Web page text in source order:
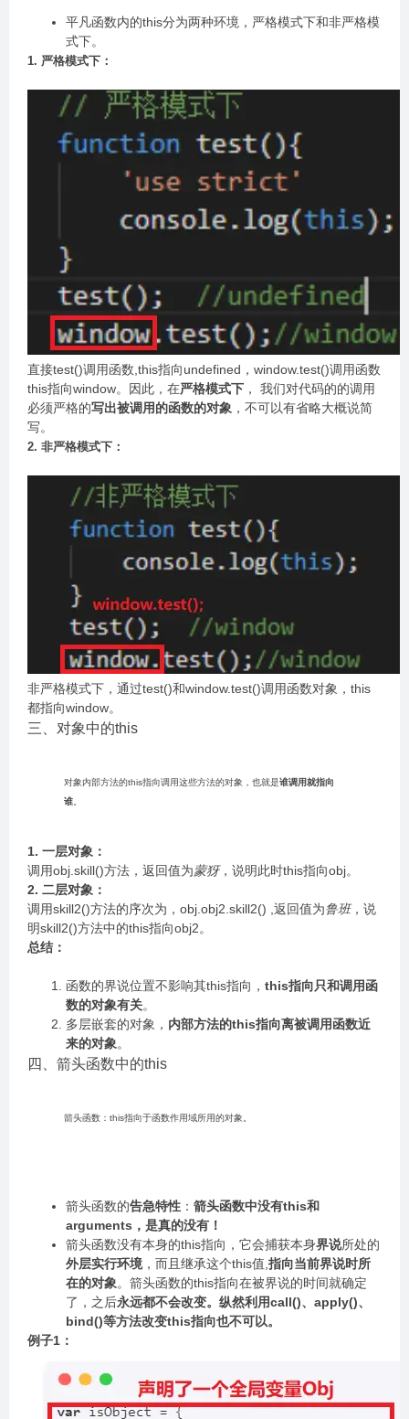
平凡函数内的this分为两种环境，严格模式下和非严格模
式下。
1. 严格模式下：
直接test()调用函数,this指向undefined，window.test()调用函数
this指向window。因此，在严格模式下 ， 我们对代码的的调用
必须严格的写出被调用的函数的对象 ，不可以有省略大概说简
写。
2. 非严格模式下：
非严格模式下，通过test()和window.test()调用函数对象，this
都指向window。
三、对象中的this
对象内部方法的this指向调用这些方法的对象，也就是谁调用就指向
谁
1. 一层对象：
调用obj.skill()方法，返回值为蒙犽，说明此时this指向obj。
2. 二层对象：
调用skill2()方法的序次为，obj.obj2.skill2() ,返回值为鲁班，说
明skill2()方法中的this指向obj2。
总结：
函数的界说位置不影响其this指向， this指向只和调用函
数的对象有关。
多层嵌套的对象， 内部方法的this指向离被调用函数近
来的对象。
四、箭头函数中的this
箭头函数：this指向于函数作用域所用的对象。
箭头函数的告急特性 ： 箭头函数中没有this和
arguments，是真的没有！
箭头函数没有本身的this指向，它会捕获本身界说所处的
外层实行环境 ，而且继承这个this值, 指向当前界说时所
在的对象。箭头函数的this指向在被界说的时间就确定
了，之后永远都不会改变。纵然利用call()、apply()、
bind()等方法改变this指向也不可以。
例子1：